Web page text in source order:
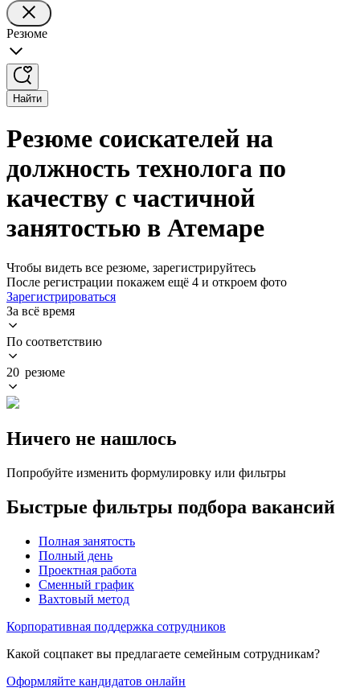
Резюме
Найти
Резюме соискателей на
должность технолога по
качеству с частичной
занятостью в Атемаре
Чтобы видеть все резюме, зарегистрируйтесь
После регистрации покажем ещё 4 и откроем фото
Зарегистрироваться
За всё время
По соответствию
20 резюме
Ничего не нашлось
Попробуйте изменить формулировку или фильтры
Быстрые фильтры подбора вакансий
Полная занятость
Полный день
Проектная работа
Сменный график
Вахтовый метод
Корпоративная поддержка сотрудников
Какой соцпакет вы предлагаете семейным сотрудникам?
Оформляйте кандидатов онлайн